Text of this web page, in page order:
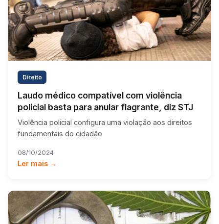
Direito
Laudo médico compatível com violência
policial basta para anular flagrante, diz STJ
Violência policial configura uma violação aos direitos
fundamentais do cidadão
08/10/2024
Ler mais →